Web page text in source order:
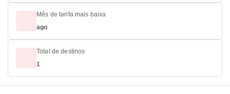
Mês de tarifa mais baixa
ago
Total de destinos
1